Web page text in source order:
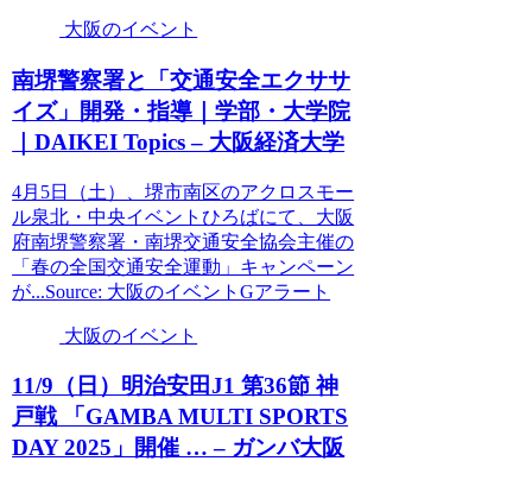
大阪のイベント
南堺警察署と「交通安全エクササ
イズ」開発・指導｜学部・大学院
｜DAIKEI Topics – 大阪経済大学
4月5日（土）、堺市南区のアクロスモー
ル泉北・中央イベントひろばにて、大阪
府南堺警察署・南堺交通安全協会主催の
「春の全国交通安全運動」キャンペーン
が...Source: 大阪のイベントGアラート
大阪のイベント
11/9（日）明治安田J1 第36節 神
戸戦 「GAMBA MULTI SPORTS
DAY 2025」開催 … – ガンバ大阪